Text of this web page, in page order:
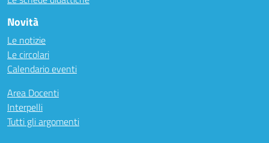
Novità
Le notizie
Le circolari
Calendario eventi
Area Docenti
Interpelli
Tutti gli argomenti